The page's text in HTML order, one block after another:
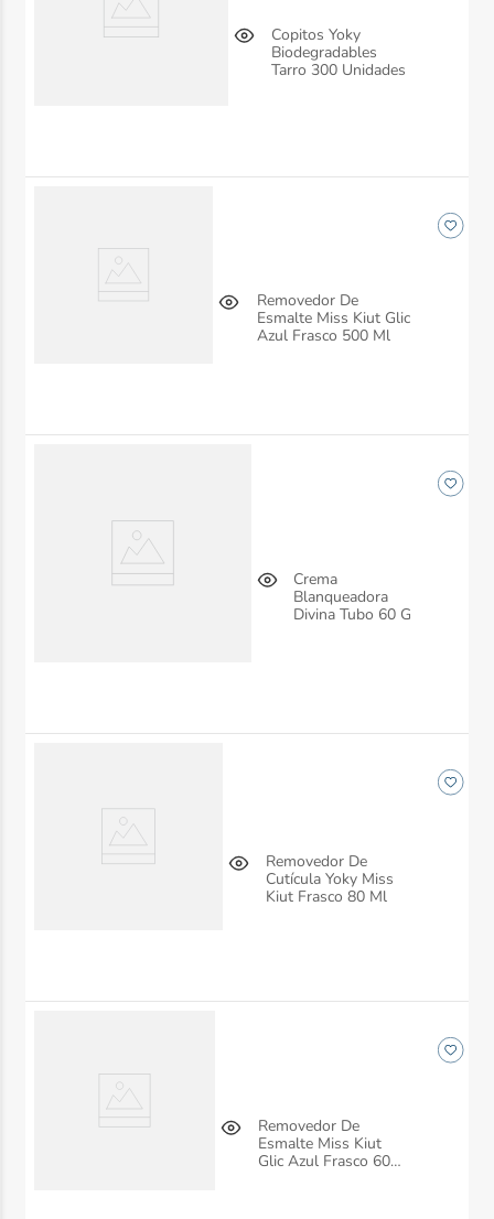
Copitos Yoky
Biodegradables
Tarro 300 Unidades
Removedor De
Esmalte Miss Kiut Glic
Azul Frasco 500 Ml
Crema
Blanqueadora
Divina Tubo 60 G
Removedor De
Cutícula Yoky Miss
Kiut Frasco 80 Ml
Removedor De
Esmalte Miss Kiut
Glic Azul Frasco 60